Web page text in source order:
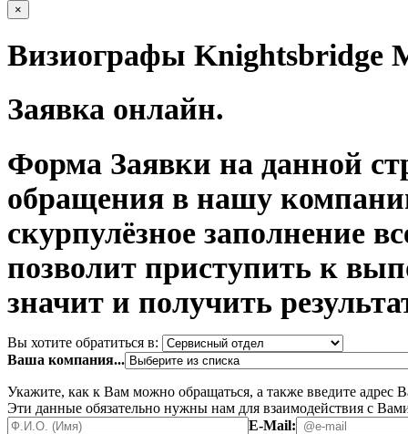
×
Визиографы Knightsbridge
Заявка онлайн.
Форма Заявки на данной
обращения в нашу
скурпулёзное заполнение
позволит приступить к
значит и получить
Вы хотите обратиться в:
Ваша компания...
Укажите, как к Вам можно обращаться, а также введите адрес
Эти данные обязательно нужны нам для взаимодействия с
E-Mail: